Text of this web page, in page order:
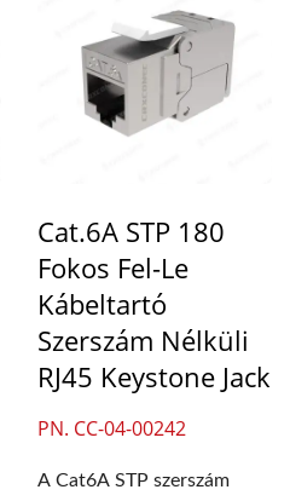
Cat.6A STP 180
Fokos Fel-Le
Kábeltartó
Szerszám Nélküli
RJ45 Keystone Jack
PN. CC-04-00242
A Cat6A STP szerszám